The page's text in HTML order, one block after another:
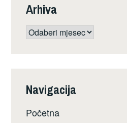
Arhiva
Arhiva
Navigacija
Početna